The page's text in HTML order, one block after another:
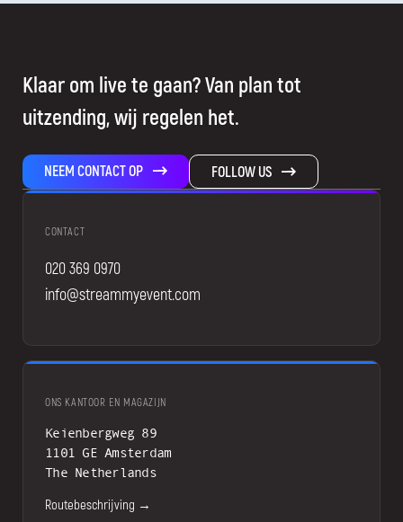
Klaar om live te gaan? Van plan tot
uitzending, wij regelen het.
NEEM CONTACT OP FOLLOW US
CONTACT
020 369 0970
info@streammyevent.com
ONS KANTOOR EN MAGAZIJN
Keienbergweg 89
1101 GE Amsterdam
The Netherlands
Routebeschrijving →